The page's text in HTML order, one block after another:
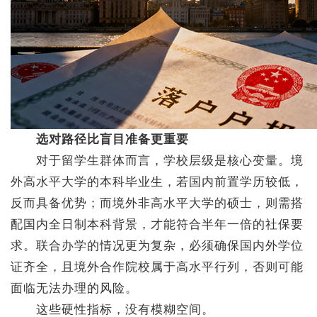
选对路径比盲目准备更重要
对于留学生群体而言，学校层级是核心变量。境
外高水平大学的本科毕业生，若国内前置学历较低，
反而具备优势；而境外非高水平大学的硕士，则需搭
配国内全日制本科背景，才能符合半年一倍的社保要
求。联合办学的情况更为复杂，必须确保国内外学位
证齐全，且境外合作院校属于高水平行列，否则可能
面临无法办理的风险。
这些硬性指标，没有模糊空间。